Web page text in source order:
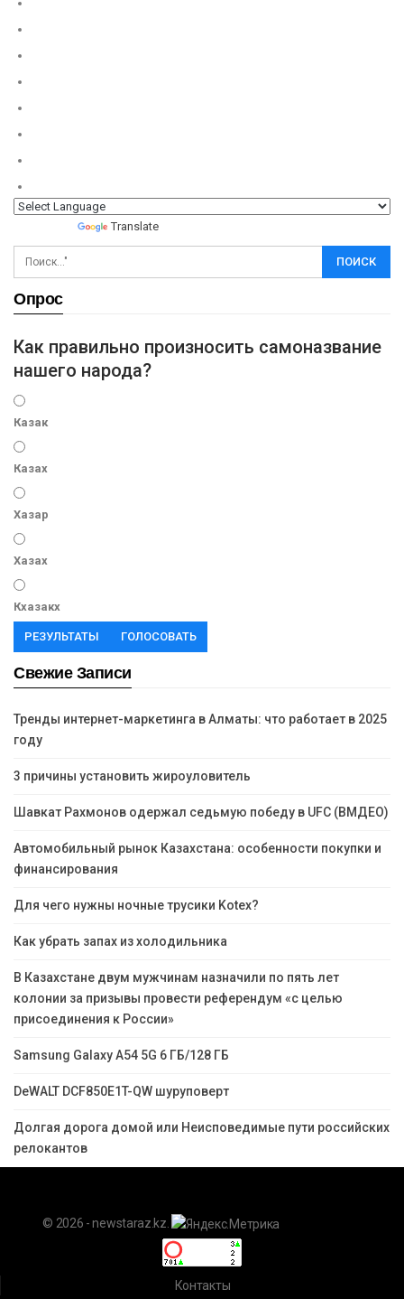
Translate
Опрос
Как правильно произносить самоназвание
нашего народа?
Казак
Казах
Хазар
Хазах
Кхазакх
РЕЗУЛЬТАТЫ ГОЛОСОВАТЬ
Свежие Записи
Тренды интернет-маркетинга в Алматы: что работает в 2025
году
3 причины установить жироуловитель
Шавкат Рахмонов одержал седьмую победу в UFC (ВМДЕО)
Автомобильный рынок Казахстана: особенности покупки и
финансирования
Для чего нужны ночные трусики Kotex?
Как убрать запах из холодильника
В Казахстане двум мужчинам назначили по пять лет
колонии за призывы провести референдум «с целью
присоединения к России»
Samsung Galaxy A54 5G 6 ГБ/128 ГБ
DeWALT DCF850E1T-QW шуруповерт
Долгая дорога домой или Неисповедимые пути российских
релокантов
© 2026 - newstaraz.kz.
Контакты